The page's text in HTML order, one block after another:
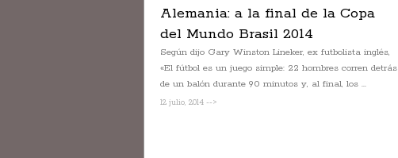
Alemania: a la final de la Copa
del Mundo Brasil 2014
Según dijo Gary Winston Lineker, ex futbolista inglés,
«El fútbol es un juego simple: 22 hombres corren detrás
de un balón durante 90 minutos y, al final, los ...
12 julio, 2014 -->